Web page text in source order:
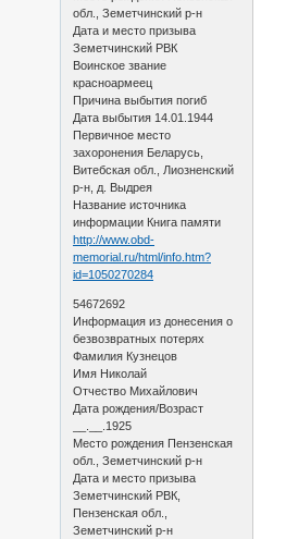
обл., Земетчинский р-н
Дата и место призыва
Земетчинский РВК
Воинское звание
красноармеец
Причина выбытия погиб
Дата выбытия 14.01.1944
Первичное место
захоронения Беларусь,
Витебская обл., Лиозненский
р-н, д. Выдрея
Название источника
информации Книга памяти
http://www.obd-
memorial.ru/html/info.htm?
id=1050270284
54672692
Информация из донесения о
безвозвратных потерях
Фамилия Кузнецов
Имя Николай
Отчество Михайлович
Дата рождения/Возраст
__.__.1925
Место рождения Пензенская
обл., Земетчинский р-н
Дата и место призыва
Земетчинский РВК,
Пензенская обл.,
Земетчинский р-н